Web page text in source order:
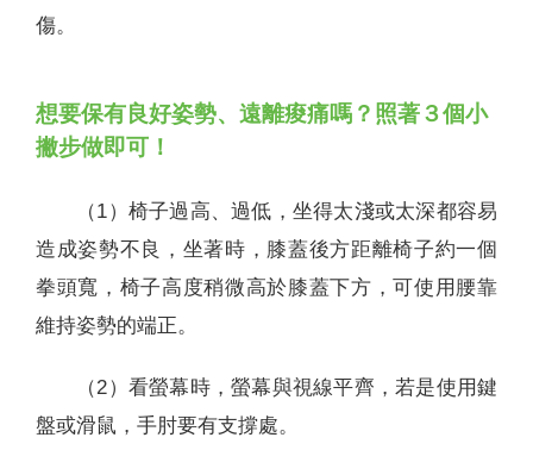
傷。
想要保有良好姿勢、遠離痠痛嗎？照著３個小
撇步做即可！
（1）椅子過高、過低，坐得太淺或太深都容易
造成姿勢不良，坐著時，膝蓋後方距離椅子約一個
拳頭寬，椅子高度稍微高於膝蓋下方，可使用腰靠
維持姿勢的端正。
（2）看螢幕時，螢幕與視線平齊，若是使用鍵
盤或滑鼠，手肘要有支撐處。